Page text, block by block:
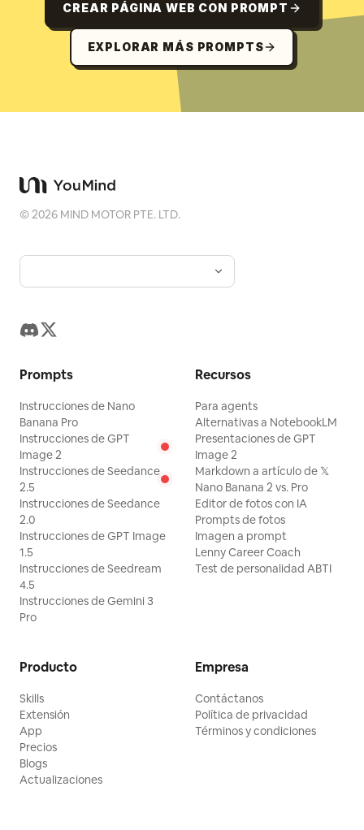
CREAR PÁGINA WEB CON PROMPT
EXPLORAR MÁS PROMPTS
©2026 MIND MOTOR PTE. LTD.
Prompts
Instrucciones de Nano
Banana Pro
Instrucciones de GPT
Image 2
Instrucciones de Seedance
2.5
Instrucciones de Seedance
2.0
Instrucciones de GPT Image
1.5
Instrucciones de Seedream
4.5
Instrucciones de Gemini 3
Pro
Recursos
Para agents
Alternativas a NotebookLM
Presentaciones de GPT
Image 2
Markdown a artículo de 𝕏
Nano Banana 2 vs. Pro
Editor de fotos con IA
Prompts de fotos
Imagen a prompt
Lenny Career Coach
Test de personalidad ABTI
Producto
Skills
Extensión
App
Precios
Blogs
Actualizaciones
Empresa
Contáctanos
Política de privacidad
Términos y condiciones